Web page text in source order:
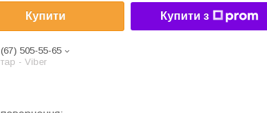
Купити Купити з
505-55-65
- Viber